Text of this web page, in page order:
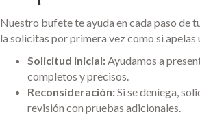
Nuestro bufete te ayuda en cada paso de
la solicitas por primera vez como si apelas
Solicitud inicial:Ayudamos a
completos y precisos.
Reconsideración:Si se deniega,
revisión con pruebas adicionales.